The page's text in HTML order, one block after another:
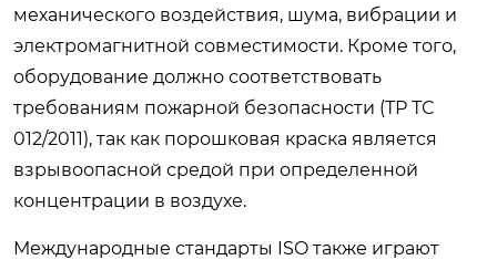
механического воздействия, шума, вибрации и
электромагнитной совместимости. Кроме того,
оборудование должно соответствовать
требованиям пожарной безопасности (ТР ТС
012/2011), так как порошковая краска является
взрывоопасной средой при определенной
концентрации в воздухе.
Международные стандарты ISO также играют